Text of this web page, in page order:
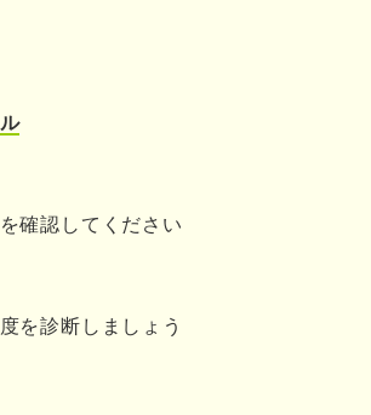
かならいから
ぎないようにしよう
確認してください
を診断しましょう